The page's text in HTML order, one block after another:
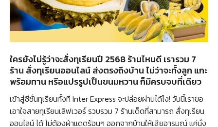
ใครยังไม่รู้ว่าจะสั่งทุเรียนปี 2568 ร้านไหนดี เรารวม 7
ร้าน สั่งทุเรียนออนไลน์ ส่งตรงถึงบ้าน ไม่ว่าจะทั้งลูก แกะ
พร้อมทาน หรือแปรรูปเป็นขนมหวาน ก็มีครบจบที่เดียว
เข้าสู่ซีซั่นทุเรียนทั้งที Inter Express จะปล่อยผ่านได้ไง! วันนี้เราขอ
เอาใจสายทุเรียนเลิฟเวอร์ รวบรวม 7 ร้านเด็ดที่สามารถ สั่งทุเรียน
ออนไลน์ ได้ ไม่ต้องฝ่าแดดร้อนๆ ออกจากบ้านให้เสียอารมณ์ แค่นั่ง